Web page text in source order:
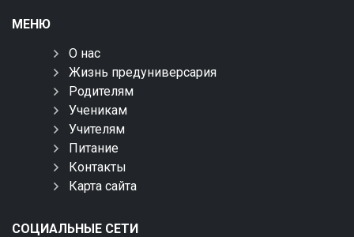
МЕНЮ
О нас
Жизнь предуниверсария
Родителям
Ученикам
Учителям
Питание
Контакты
Карта сайта
СОЦИАЛЬНЫЕ СЕТИ